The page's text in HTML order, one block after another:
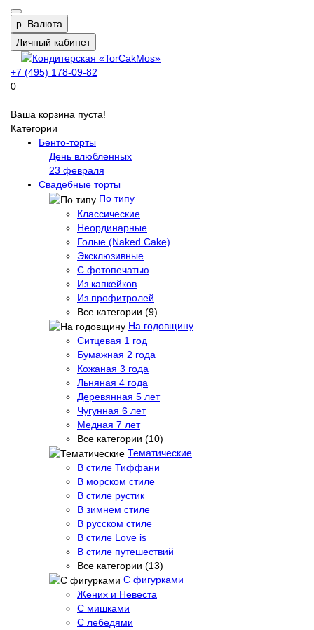
р. Валюта
Личный кабинет
+7 (495) 178-09-82
0
Ваша корзина пуста!
Категории
Бенто-торты
День влюбленных
23 февраля
Свадебные торты
По типу
Классические
Неординарные
Голые (Naked Cake)
Эксклюзивные
С фотопечатью
Из капкейков
Из профитролей
Все категории (9)
На годовщину
Ситцевая 1 год
Бумажная 2 года
Кожаная 3 года
Льняная 4 года
Деревянная 5 лет
Чугунная 6 лет
Медная 7 лет
Все категории (10)
Тематические
В стиле Тиффани
В морском стиле
В стиле рустик
В зимнем стиле
В русском стиле
В стиле Love is
В стиле путешествий
Все категории (13)
С фигурками
Жених и Невеста
С мишками
С лебедями